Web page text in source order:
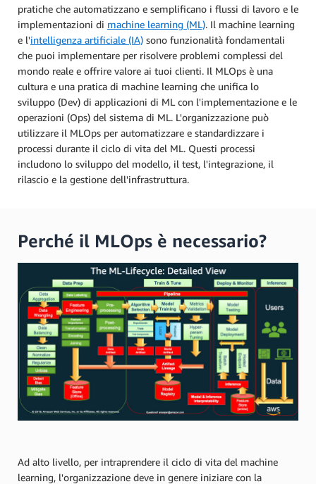
pratiche che automatizzano e semplificano i flussi di lavoro e le
implementazioni di machine learning (ML). Il machine learning
e l'intelligenza artificiale (IA) sono funzionalità fondamentali
che puoi implementare per risolvere problemi complessi del
mondo reale e offrire valore ai tuoi clienti. Il MLOps è una
cultura e una pratica di machine learning che unifica lo
sviluppo (Dev) di applicazioni di ML con l'implementazione e le
operazioni (Ops) del sistema di ML. L'organizzazione può
utilizzare il MLOps per automatizzare e standardizzare i
processi durante il ciclo di vita del ML. Questi processi
includono lo sviluppo del modello, il test, l'integrazione, il
rilascio e la gestione dell'infrastruttura.
Perché il MLOps è necessario?
Ad alto livello, per intraprendere il ciclo di vita del machine
learning, l'organizzazione deve in genere iniziare con la